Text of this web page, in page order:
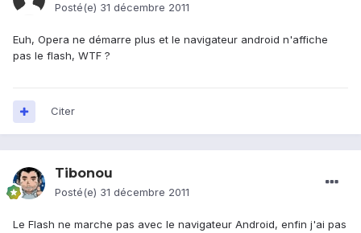
Posté(e) 31 décembre 2011
Euh, Opera ne démarre plus et le navigateur android n'affiche
pas le flash, WTF ?
Citer
Tibonou
Posté(e) 31 décembre 2011
Le Flash ne marche pas avec le navigateur Android, enfin j'ai pas